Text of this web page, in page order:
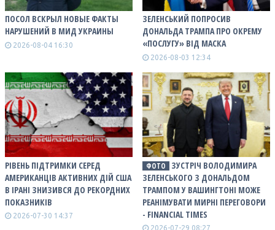
ПОСОЛ ВСКРЫЛ НОВЫЕ ФАКТЫ
НАРУШЕНИЙ В МИД УКРАИНЫ
2026-08-04 16:30
ЗЕЛЕНСЬКИЙ ПОПРОСИВ
ДОНАЛЬДА ТРАМПА ПРО ОКРЕМУ
«ПОСЛУГУ» ВІД МАСКА
2026-08-03 12:34
РІВЕНЬ ПІДТРИМКИ СЕРЕД
АМЕРИКАНЦІВ АКТИВНИХ ДІЙ США
В ІРАНІ ЗНИЗИВСЯ ДО РЕКОРДНИХ
ПОКАЗНИКІВ
2026-07-30 14:37
ФОТО
ЗУСТРІЧ ВОЛОДИМИРА
ЗЕЛЕНСЬКОГО З ДОНАЛЬДОМ
ТРАМПОМ У ВАШИНГТОНІ МОЖЕ
РЕАНІМУВАТИ МИРНІ ПЕРЕГОВОРИ
- FINANCIAL TIMES
2026-07-29 08:27